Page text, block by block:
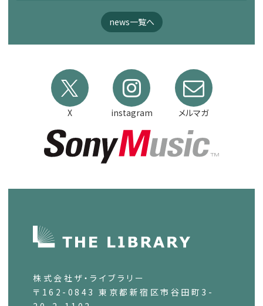
news一覧へ
X instagram メルマガ
株式会社ザ・ライブラリー
〒162-0843 東京都新宿区市谷田町3-